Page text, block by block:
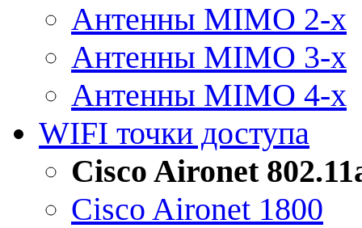
Антенны MIMO 2-x
Антенны MIMO 3-x
Антенны MIMO 4-x
WIFI точки доступа
Cisco Aironet
Cisco Aironet 1800